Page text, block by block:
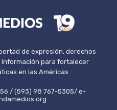
de expresión, derechos
para fortalecer
en las Américas.
/ (593) 98 767-5305/ e-